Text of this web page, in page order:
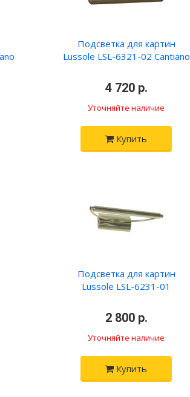
Подсветка для картин
Lussole LSL-6321-02 Cantiano
4 720 р.
Уточняйте наличие
Купить
Подсветка для картин
Lussole LSL-6231-01
2 800 р.
Уточняйте наличие
Купить